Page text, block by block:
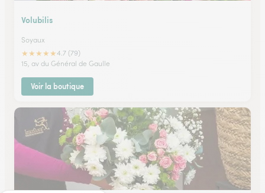
Volubilis
Soyaux
★★★★★4.7 (79)
15, av du Général de Gaulle
Voir la boutique